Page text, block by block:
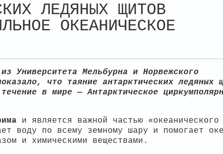
ЛЕДЯНЫХ ЩИТОВ
ОКЕАНИЧЕСКОЕ
Университета Мельбурна и Норвежского
что таяние антарктических ледяных
в мире — Антарктическое
и является важной частью «океанического
воду по всему земному шару и помогает
и химическими веществами.